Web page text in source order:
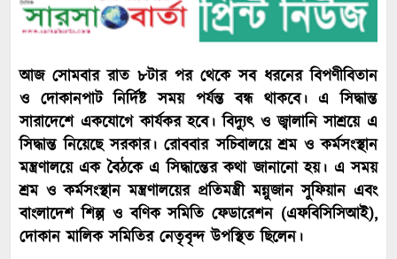
আজ সোমবার রাত ৮টার পর থেকে সব ধরনের বিপণীবিতান
ও দোকানপাট নির্দিষ্ট সময় পর্যন্ত বন্ধ থাকবে। এ সিদ্ধান্ত
সারাদেশে একযোগে কার্যকর হবে। বিদ্যুৎ ও জ্বালানি সাশ্রয়ে এ
সিদ্ধান্ত নিয়েছে সরকার। রোববার সচিবালয়ে শ্রম ও কর্মসংস্থান
মন্ত্রণালয়ে এক বৈঠকে এ সিদ্ধান্তের কথা জানানো হয়। এ সময়
শ্রম ও কর্মসংস্থান মন্ত্রণালয়ের প্রতিমন্ত্রী মন্নুজান সুফিয়ান এবং
বাংলাদেশ শিল্প ও বণিক সমিতি ফেডারেশন (এফবিসিসিআই),
দোকান মালিক সমিতির নেতৃবৃন্দ উপস্থিত ছিলেন।